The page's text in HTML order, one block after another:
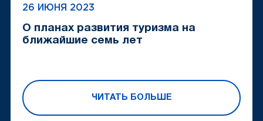
26 ИЮНЯ 2023
О планах развития туризма на
ближайшие семь лет
ЧИТАТЬ БОЛЬШЕ